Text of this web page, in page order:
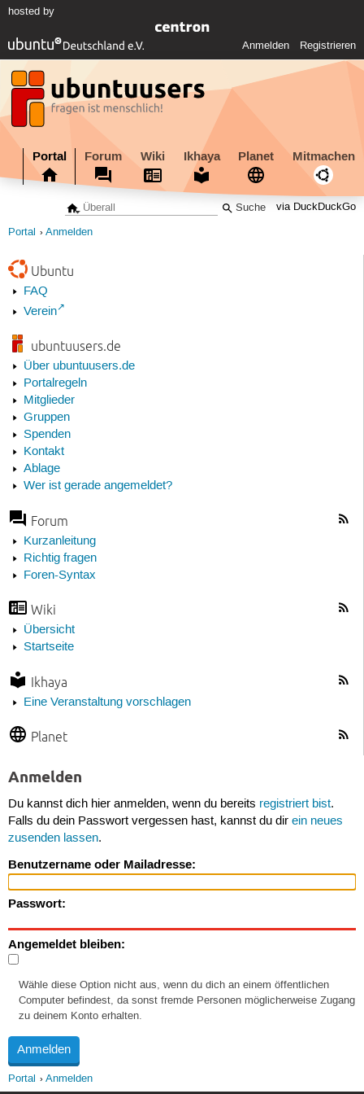
hosted by
Anmelden Registrieren
Portal Forum Wiki Ikhaya Planet Mitmachen
via DuckDuckGo
Portal Anmelden
Ubuntu
FAQ
Verein
ubuntuusers.de
Über ubuntuusers.de
Portalregeln
Mitglieder
Gruppen
Spenden
Kontakt
Ablage
Wer ist gerade angemeldet?
Forum
Kurzanleitung
Richtig fragen
Foren-Syntax
Wiki
Übersicht
Startseite
Ikhaya
Eine Veranstaltung vorschlagen
Planet
Anmelden
Du kannst dich hier anmelden, wenn du bereits registriert bist.
Falls du dein Passwort vergessen hast, kannst du dir ein neues
zusenden lassen.
Benutzername oder Mailadresse:
Passwort:
Angemeldet bleiben:
Wähle diese Option nicht aus, wenn du dich an einem öffentlichen
Computer befindest, da sonst fremde Personen möglicherweise Zugang
zu deinem Konto erhalten.
Portal Anmelden